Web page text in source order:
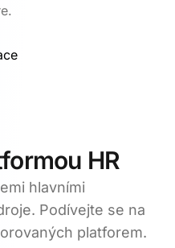
HR
hlavními
Podívejte se na
platforem.